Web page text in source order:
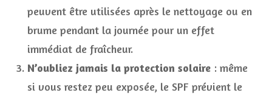
peuvent être utilisées après le nettoyage ou en
brume pendant la journée pour un effet
immédiat de fraîcheur.
N’oubliez jamais la protection solaire : même
si vous restez peu exposée, le SPF prévient le